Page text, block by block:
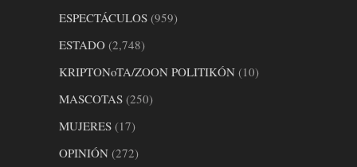
ESPECTÁCULOS (959)
ESTADO (2,748)
KRIPTONoTA/ZOON POLITIKÓN (10)
MASCOTAS (250)
MUJERES (17)
OPINIÓN (272)